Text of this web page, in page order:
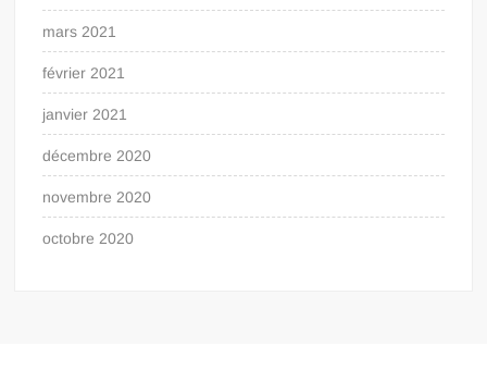
mars 2021
février 2021
janvier 2021
décembre 2020
novembre 2020
octobre 2020